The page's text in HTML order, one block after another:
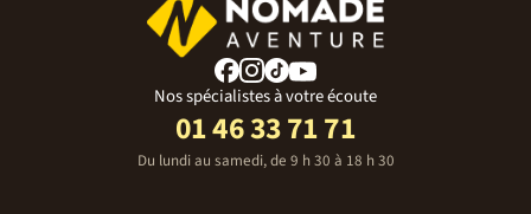
Nos spécialistes à votre écoute
01 46 33 71 71
Du lundi au samedi, de 9 h 30 à 18 h 30